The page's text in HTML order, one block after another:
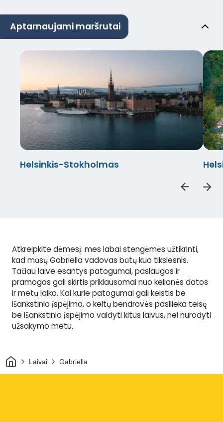
Aptarnaujami maršrutai
Helsinkis-Stokholmas
Atkreipkite dėmesį: mes labai stengėmės užtikrinti,
kad mūsų Gabriella vadovas būtų kuo tikslesnis.
Tačiau laive esantys patogumai, paslaugos ir
pramogos gali skirtis priklausomai nuo kelionės datos
ir metų laiko. Kai kurie patogumai gali keistis be
išankstinio įspėjimo, o keltų bendrovės pasilieka teisę
be išankstinio įspėjimo valdyti kitus laivus, nei nurodyti
užsakymo metu.
PradžiaLaivai Gabriella